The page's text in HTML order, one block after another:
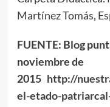
Martínez Tomás,
FUENTE: Blog
noviembre de
2015 http://
el-etado-